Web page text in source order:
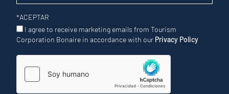
*ACEPTAR
I agree to receive marketing emails from Tourism
Corporation Bonaire in accordance with our Privacy Policy